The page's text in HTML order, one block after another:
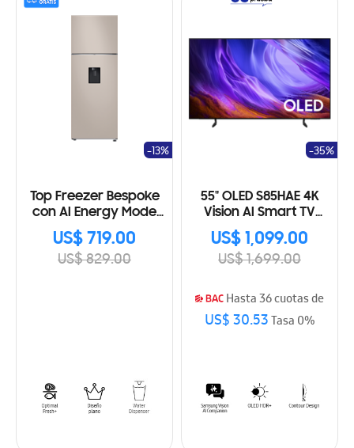
Top Freezer Bespoke
con AI Energy Mode
RT53DB6754ETAP
US$ 719.00
US$ 829.00
-13%
55" OLED S85HAE 4K
Vision AI Smart TV
(2026)
US$ 1,099.00
US$ 1,699.00
-35%
Hasta 36 cuotas de
US$ 30.53Tasa 0%